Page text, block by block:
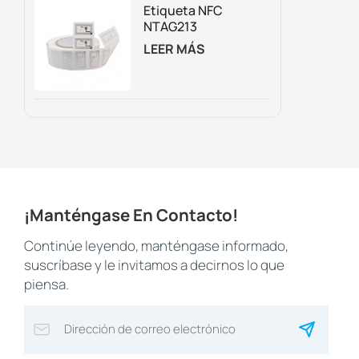
Trampolines.
Etiqueta NFC
NTAG213
Regrabable
Personalizada Para
LEER MÁS
¡Manténgase En Contacto!
Continúe leyendo, manténgase informado,
suscríbase y le invitamos a decirnos lo que
piensa.